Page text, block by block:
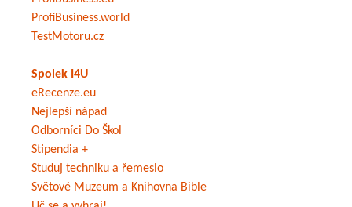
ProfiBusiness.world
TestMotoru.cz
Spolek I4U
eRecenze.eu
Nejlepší nápad
Odborníci Do Škol
Stipendia +
Studuj techniku a řemeslo
Světové Muzeum a Knihovna Bible